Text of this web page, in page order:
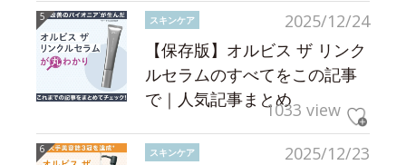
2025/12/24
スキンケア
【保存版】オルビス ザ リンク
ルセラムのすべてをこの記事
で｜人気記事まとめ1033 view
2025/12/23
スキンケア